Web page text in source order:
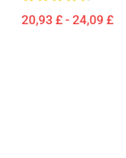
20,93 £ - 24,09 £